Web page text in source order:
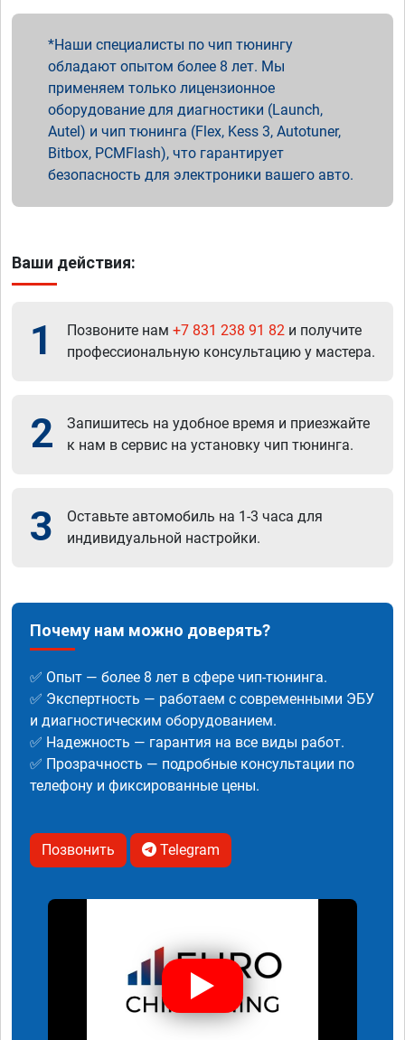
Наши специалисты по чип тюнингу
обладают опытом более 8 лет. Мы
применяем только лицензионное
оборудование для диагностики (Launch,
Autel) и чип тюнинга (Flex, Kess 3, Autotuner,
Bitbox, PCMFlash), что гарантирует
безопасность для электроники вашего авто.
Ваши действия:
1 Позвоните нам +7 831 238 91 82 и получите
профессиональную консультацию у мастера.
2
Запишитесь на удобное время и приезжайте
к нам в сервис на установку чип тюнинга.
3
Оставьте автомобиль на 1-3 часа для
индивидуальной настройки.
Почему нам можно доверять?
✅ Опыт — более 8 лет в сфере чип-тюнинга.
✅ Экспертность — работаем с современными ЭБУ
и диагностическим оборудованием.
✅ Надежность — гарантия на все виды работ.
✅ Прозрачность — подробные консультации по
телефону и фиксированные цены.
Позвонить Telegram